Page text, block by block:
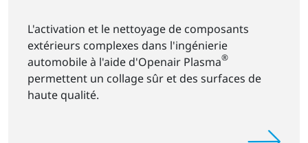
L'activation et le nettoyage de composants
extérieurs complexes dans l'ingénierie
automobile à l'aide d'Openair Plasma®
permettent un collage sûr et des surfaces de
haute qualité.